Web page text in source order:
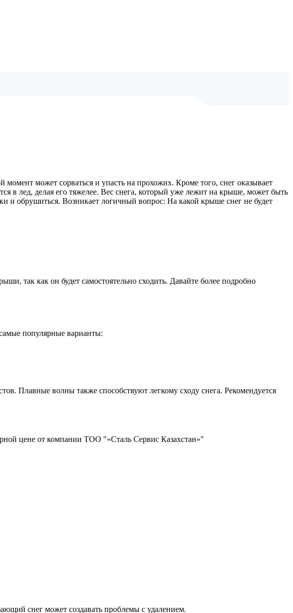
может сорваться и упасть на прохожих. Кроме того, снег оказывает
в лед, делая его тяжелее. Вес снега, который уже лежит на крыше, может быть
и обрушиться. Возникает логичный вопрос: На какой крыше снег не будет
так как он будет самостоятельно сходить. Давайте более подробно
популярные варианты:
Плавные волны также способствуют легкому сходу снега. Рекомендуется
снег может создавать проблемы с удалением.